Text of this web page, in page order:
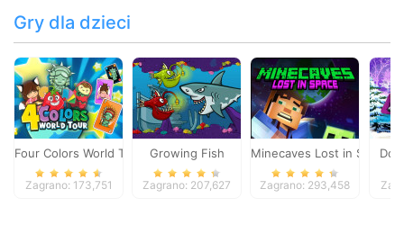
Gry dla dzieci
Four Colors World Tour
Zagrano: 173,751
Growing Fish
Zagrano: 207,627
Minecaves Lost in Space
Zagrano: 293,458